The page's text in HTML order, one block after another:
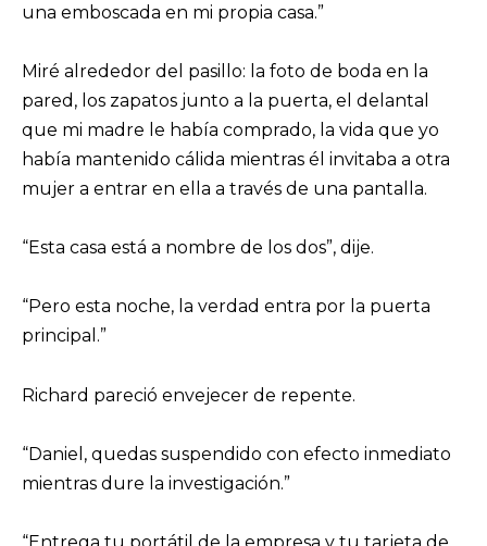
una emboscada en mi propia casa.”
Miré alrededor del pasillo: la foto de boda en la
pared, los zapatos junto a la puerta, el delantal
que mi madre le había comprado, la vida que yo
había mantenido cálida mientras él invitaba a otra
mujer a entrar en ella a través de una pantalla.
“Esta casa está a nombre de los dos”, dije.
“Pero esta noche, la verdad entra por la puerta
principal.”
Richard pareció envejecer de repente.
“Daniel, quedas suspendido con efecto inmediato
mientras dure la investigación.”